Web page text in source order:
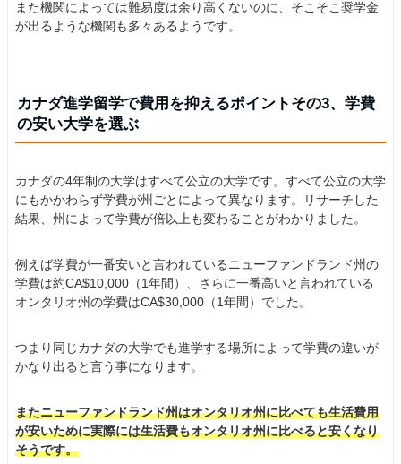
また機関によっては難易度は余り高くないのに、そこそこ奨学金
が出るような機関も多々あるようです。
カナダ進学留学で費用を抑えるポイントその3、学費
の安い大学を選ぶ
カナダの4年制の大学はすべて公立の大学です。すべて公立の大学
にもかかわらず学費が州ごとによって異なります。リサーチした
結果、州によって学費が倍以上も変わることがわかりました。
例えば学費が一番安いと言われているニューファンドランド州の
学費は約CA$10,000（1年間）、さらに一番高いと言われている
オンタリオ州の学費はCA$30,000（1年間）でした。
つまり同じカナダの大学でも進学する場所によって学費の違いが
かなり出ると言う事になります。
またニューファンドランド州はオンタリオ州に比べても生活費用
が安いために実際には生活費もオンタリオ州に比べると安くなり
そうです。